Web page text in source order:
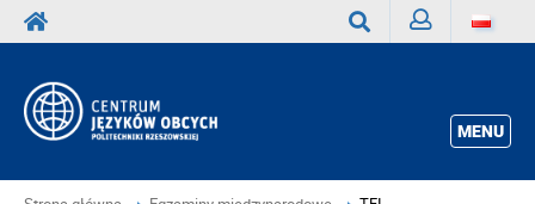
MENU